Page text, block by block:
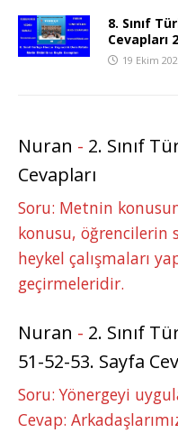
8. Sınıf
Cevapları
19 Ekim
Nuran - 2. Sınıf
Cevapları
Soru: Metnin
konusu, öğrencilerin
heykel çalışmaları
geçirmeleridir.
Nuran - 2. Sınıf
51-52-53. Sayfa
Soru: Yönergeyi
Cevap: